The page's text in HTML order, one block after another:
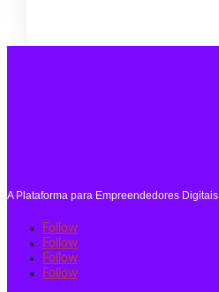
A Plataforma para Empreendedores Digitais
Follow
Follow
Follow
Follow